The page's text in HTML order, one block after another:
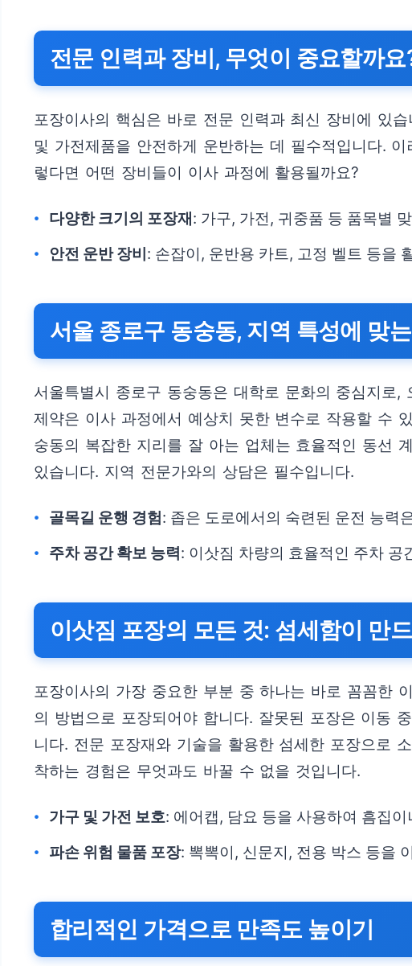
전문 인력과 장비, 무엇이 중요할까요
포장이사의 핵심은 바로 전문 인력과 최신 장비에 있
및 가전제품을 안전하게 운반하는 데 필수적입니다.
렇다면 어떤 장비들이 이사 과정에 활용될까요?
다양한 크기의 포장재 : 가구, 가전, 귀중품 등 품목별
안전 운반 장비 : 손잡이, 운반용 카트, 고정 벨트 등을
서울 종로구 동숭동, 지역 특성에 맞
서울특별시 종로구 동숭동은 대학로 문화의 중심지로
제약은 이사 과정에서 예상치 못한 변수로 작용할 수
숭동의 복잡한 지리를 잘 아는 업체는 효율적인 동선
있습니다. 지역 전문가와의 상담은 필수입니다.
골목길 운행 경험: 좁은 도로에서의 숙련된 운전 능력
주차 공간 확보 능력 : 이삿짐 차량의 효율적인 주차 공
이삿짐 포장의 모든 것: 섬세함이 만
포장이사의 가장 중요한 부분 중 하나는 바로 꼼꼼한
의 방법으로 포장되어야 합니다. 잘못된 포장은 이동
니다. 전문 포장재와 기술을 활용한 섬세한 포장으로
착하는 경험은 무엇과도 바꿀 수 없을 것입니다.
가구 및 가전 보호: 에어캡, 담요 등을 사용하여 흠집
파손 위험 물품 포장: 뽁뽁이, 신문지, 전용 박스 등을
합리적인 가격으로 만족도 높이기